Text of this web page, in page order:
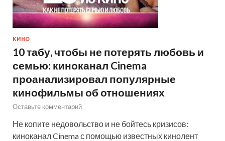
КИНО
10 табу, чтобы не потерять любовь и
семью: киноканал Cinema
проанализировал популярные
кинофильмы об отношениях
Оставьте комментарий
Не копите недовольство и не бойтесь кризисов:
киноканал Cinema с помощью известных кинолент